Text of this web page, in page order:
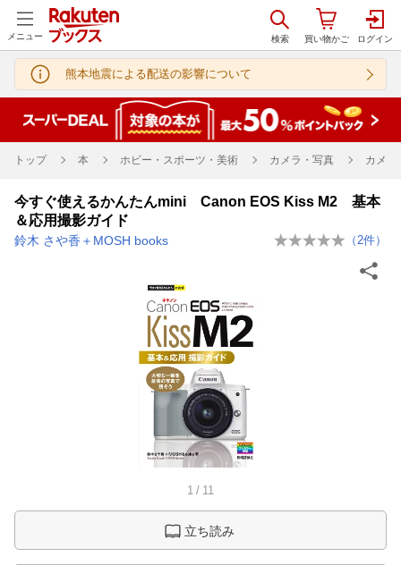
メニュー
熊本地震による配送の影響について
トップ 本 ホビー・スポーツ・美術 カメラ・写真 カメラ
今すぐ使えるかんたんmini Canon EOS Kiss M2 基本
＆応用撮影ガイド
鈴木 さや香＋MOSH books （ 2件）
1 / 11
立ち読み